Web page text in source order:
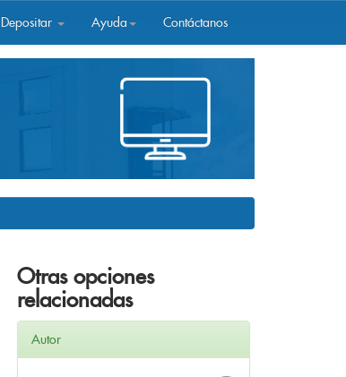
Depositar Ayuda Contáctanos
Otras opciones
relacionadas
Autor